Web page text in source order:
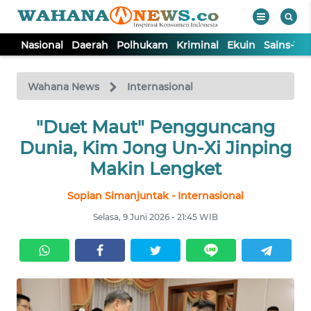
Nasional Daerah Polhukam Kriminal Ekuin Sains-
Wahana News Internasional
"Duet Maut" Pengguncang
Dunia, Kim Jong Un-Xi Jinping
Makin Lengket
Sopian Simanjuntak - Internasional
Selasa, 9 Juni 2026 - 21:45 WIB
TV
Tutup
NASIONAL
POLHUKAM
KRIMINAL
EKUIN